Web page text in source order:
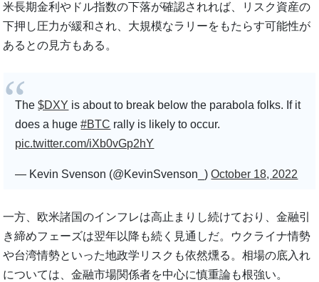
米長期金利やドル指数の下落が確認されれば、リスク資産の
下押し圧力が緩和され、大規模なラリーをもたらす可能性が
あるとの見方もある。
The$DXY is about to break below the parabola folks. If it
does a huge#BTC rally is likely to occur.
pic.twitter.com/iXb0vGp2hY
— Kevin Svenson (@KevinSvenson_)October 18, 2022
一方、欧米諸国のインフレは高止まりし続けており、金融引
き締めフェーズは翌年以降も続く見通しだ。ウクライナ情勢
や台湾情勢といった地政学リスクも依然燻る。相場の底入れ
については、金融市場関係者を中心に慎重論も根強い。